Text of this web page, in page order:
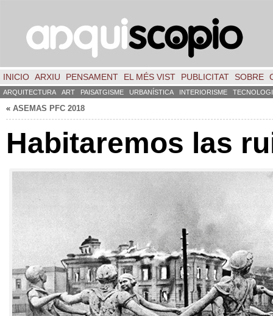
INICIO ARXIU PENSAMENT EL MÉS VIST PUBLICITAT SOBRE
ARQUITECTURA ART PAISATGISME URBANÍSTICA INTERIORISME
« ASEMAS PFC 2018
Habitaremos las